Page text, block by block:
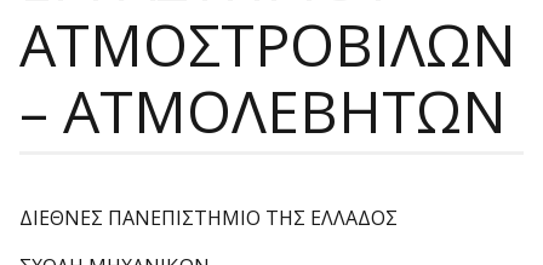
ΑΤΜΟΣΤΡΟΒΙΛΩΝ
– ΑΤΜΟΛΕΒΗΤΩΝ
ΔΙΕΘΝΕΣ ΠΑΝΕΠΙΣΤΗΜΙΟ ΤΗΣ ΕΛΛΑΔΟΣ